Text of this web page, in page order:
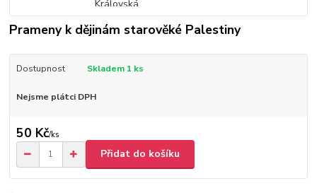
Prameny k dějinám starověké Palestiny
Dostupnost Skladem 1 ks
Nejsme plátci DPH
50 Kč/ks
Přidat do košíku